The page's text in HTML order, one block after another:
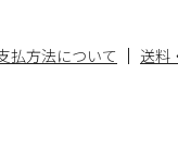
払方法について
送料